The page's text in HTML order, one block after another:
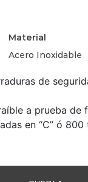
Material
Acero Inoxidable
de
a prueba de
en “C” ó